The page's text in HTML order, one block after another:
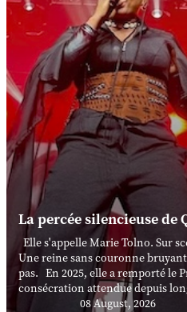
La percée silencieuse de
Elle s'appelle Marie Tolno. Sur
Une reine sans couronne
pas. En 2025, elle a remporté le
consécration attendue depuis
08 August, 2026